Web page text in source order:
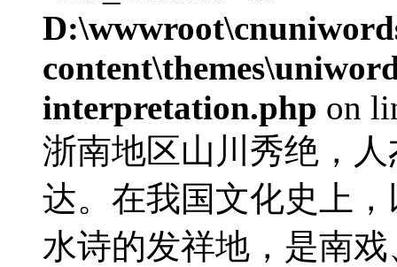
interpretation.php on
浙南地区山川秀绝，
达。在我国文化史上
水诗的发祥地，是南